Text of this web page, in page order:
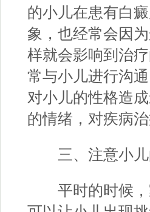
的小儿在患有白
象，也经常会因
样就会影响到治
常与小儿进行沟
对小儿的性格造
的情绪，对疾病治
三、注意小儿
平时的时候，